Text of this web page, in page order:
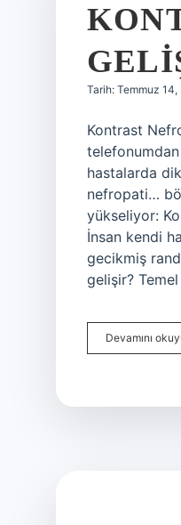
Tarih: Temmuz 14,
Kontrast
hastalarda
nefropati…
yükseliyor:
İnsan kendi
gecikmiş
gelişir?
Devamını